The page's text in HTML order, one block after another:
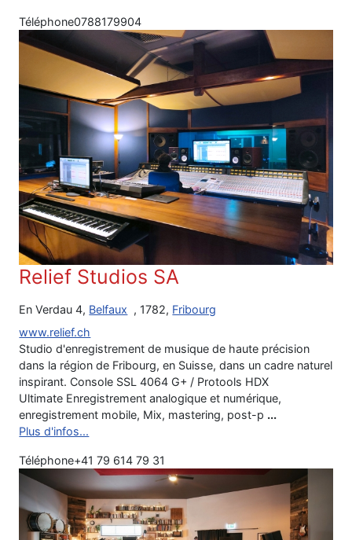
Téléphone0788179904
Relief Studios SA
En Verdau 4, Belfaux , 1782, Fribourg
www.relief.ch
Studio d'enregistrement de musique de haute précision
dans la région de Fribourg, en Suisse, dans un cadre naturel
inspirant. Console SSL 4064 G+ / Protools HDX
Ultimate Enregistrement analogique et numérique,
enregistrement mobile, Mix, mastering, post-p ...
Plus d'infos...
Téléphone+41 79 614 79 31